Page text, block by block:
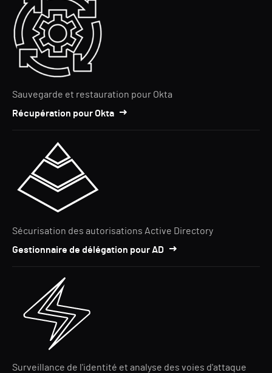
Sauvegarde et restauration pour Okta
Récupération pour Okta
Sécurisation des autorisations Active Directory
Gestionnaire de délégation pour AD
Surveillance de l'identité et analyse des voies d'attaque